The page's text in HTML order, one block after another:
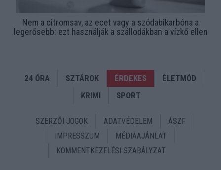
Nem a citromsav, az ecet vagy a szódabikarbóna a
legerősebb: ezt használják a szállodákban a vízkő ellen
24 ÓRA SZTÁROK ÉRDEKES
ÉLETMÓD
KRIMI
SPORT
SZERZŐI JOGOK ADATVÉDELEM
ÁSZF
IMPRESSZUM
MÉDIAAJÁNLAT
KOMMENTKEZELÉSI SZABÁLYZAT